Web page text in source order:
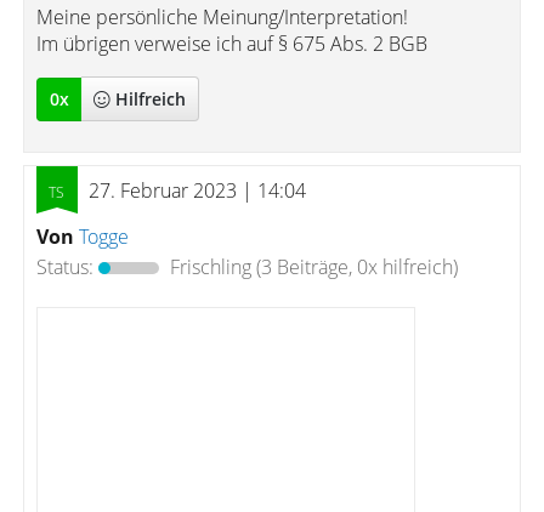
Meine persönliche Meinung/Interpretation!
Im übrigen verweise ich auf § 675 Abs. 2 BGB
0x Hilfreich
27. Februar 2023 | 14:04
Von Togge
Status:
Frischling(3 Beiträge, 0x hilfreich)